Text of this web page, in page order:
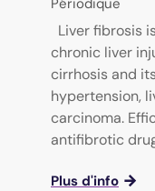
Liver fibrosis
chronic liver
cirrhosis and
hypertension,
carcinoma.
antifibrotic
Plus d'info